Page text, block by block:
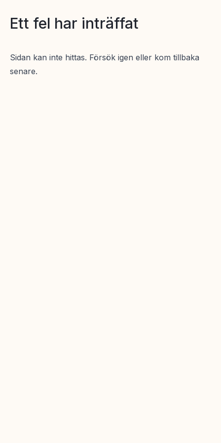
Ett fel har inträffat
Sidan kan inte hittas. Försök igen eller kom tillbaka
senare.